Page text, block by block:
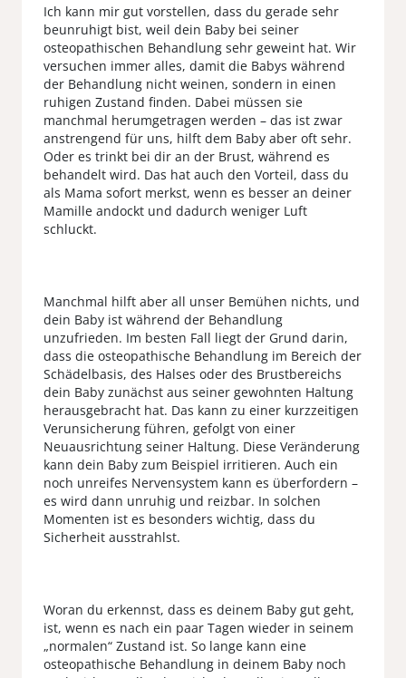
Ich kann mir gut vorstellen, dass du gerade sehr
beunruhigt bist, weil dein Baby bei seiner
osteopathischen Behandlung sehr geweint hat. Wir
versuchen immer alles, damit die Babys während
der Behandlung nicht weinen, sondern in einen
ruhigen Zustand finden. Dabei müssen sie
manchmal herumgetragen werden – das ist zwar
anstrengend für uns, hilft dem Baby aber oft sehr.
Oder es trinkt bei dir an der Brust, während es
behandelt wird. Das hat auch den Vorteil, dass du
als Mama sofort merkst, wenn es besser an deiner
Mamille andockt und dadurch weniger Luft
schluckt.
Manchmal hilft aber all unser Bemühen nichts, und
dein Baby ist während der Behandlung
unzufrieden. Im besten Fall liegt der Grund darin,
dass die osteopathische Behandlung im Bereich der
Schädelbasis, des Halses oder des Brustbereichs
dein Baby zunächst aus seiner gewohnten Haltung
herausgebracht hat. Das kann zu einer kurzzeitigen
Verunsicherung führen, gefolgt von einer
Neuausrichtung seiner Haltung. Diese Veränderung
kann dein Baby zum Beispiel irritieren. Auch ein
noch unreifes Nervensystem kann es überfordern –
es wird dann unruhig und reizbar. In solchen
Momenten ist es besonders wichtig, dass du
Sicherheit ausstrahlst.
Woran du erkennst, dass es deinem Baby gut geht,
ist, wenn es nach ein paar Tagen wieder in seinem
„normalen“ Zustand ist. So lange kann eine
osteopathische Behandlung in deinem Baby noch